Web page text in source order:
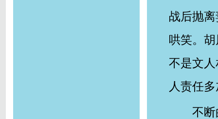
战后抛
哄笑。
不是文
人责任
不